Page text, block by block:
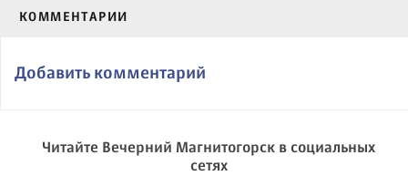
КОММЕНТАРИИ
Добавить комментарий
Читайте Вечерний Магнитогорск в социальных
сетях